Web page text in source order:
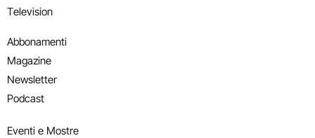
Television
Abbonamenti
Magazine
Newsletter
Podcast
Eventi e Mostre